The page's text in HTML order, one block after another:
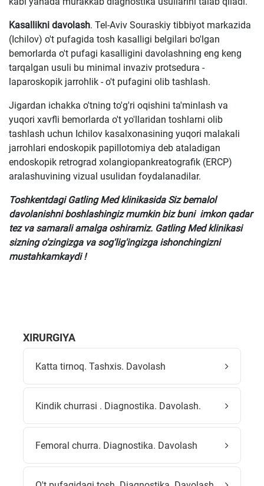
Kasallikni davolash. Tel-Aviv Souraskiy tibbiyot markazida
(Ichilov) o't pufagida tosh kasalligi belgilari bo'lgan
bemorlarda o't pufagi kasalligini davolashning eng keng
tarqalgan usuli bu minimal invaziv protsedura -
laparoskopik jarrohlik - o't pufagini olib tashlash.
Jigardan ichakka o'tning to'g'ri oqishini ta'minlash va
yuqori xavfli bemorlarda o't yo'llaridan toshlarni olib
tashlash uchun Ichilov kasalxonasining yuqori malakali
jarrohlari endoskopik papillotomiya deb ataladigan
endoskopik retrograd xolangiopankreatografik (ERCP)
aralashuvining vizual usulidan foydalanadilar.
Toshkentdagi Gatling Med klinikasida Siz bemalol
davolanishni boshlashingiz mumkin biz buni imkon qadar
tez va samarali amalga oshiramiz. Gatling Med klinikasi
sizning o'zingizga va sog'lig'ingizga ishonchingizni
mustahkamkaydi !
XIRURGIYA
Katta tirnoq. Tashxis. Davolash
Kindik churrasi . Diagnostika. Davolash.
Femoral churra. Diagnostika. Davolash